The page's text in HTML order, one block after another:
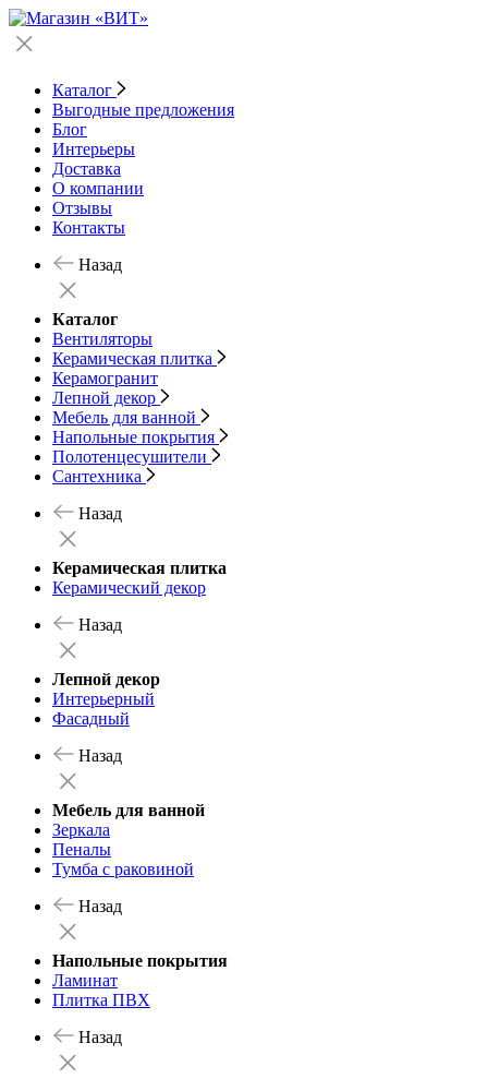
Каталог
Выгодные предложения
Блог
Интерьеры
Доставка
О компании
Отзывы
Контакты
Назад
Каталог
Вентиляторы
Керамическая плитка
Керамогранит
Лепной декор
Мебель для ванной
Напольные покрытия
Полотенцесушители
Сантехника
Назад
Керамическая плитка
Керамический декор
Назад
Лепной декор
Интерьерный
Фасадный
Назад
Мебель для ванной
Зеркала
Пеналы
Тумба с раковиной
Назад
Напольные покрытия
Ламинат
Плитка ПВХ
Назад